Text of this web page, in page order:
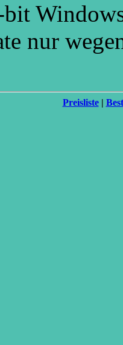
nur
Preisliste|